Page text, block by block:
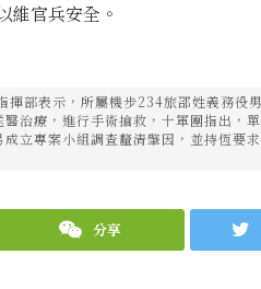
維官兵安全。
部表示，所屬機步234旅邵姓義務役
治療，進行手術搶救，十軍團指出，
立專案小組調查釐清肇因，並持恆要
分享